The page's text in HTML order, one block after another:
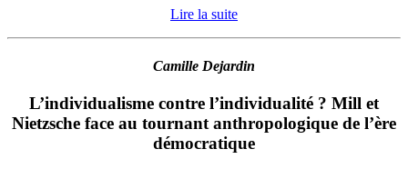
Lire la suite
Camille Dejardin
L’individualisme contre l’individualité ? Mill et
Nietzsche face au tournant anthropologique de l’ère
démocratique